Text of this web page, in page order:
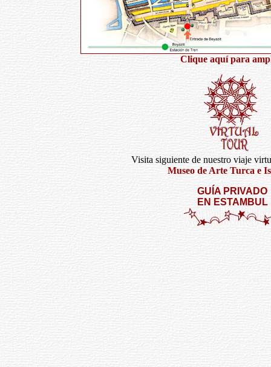
Clique aquí para
Visita siguiente de nuestro viaje
Museo de Arte Turca e
GUÍA PRIVADO
EN ESTAMBUL